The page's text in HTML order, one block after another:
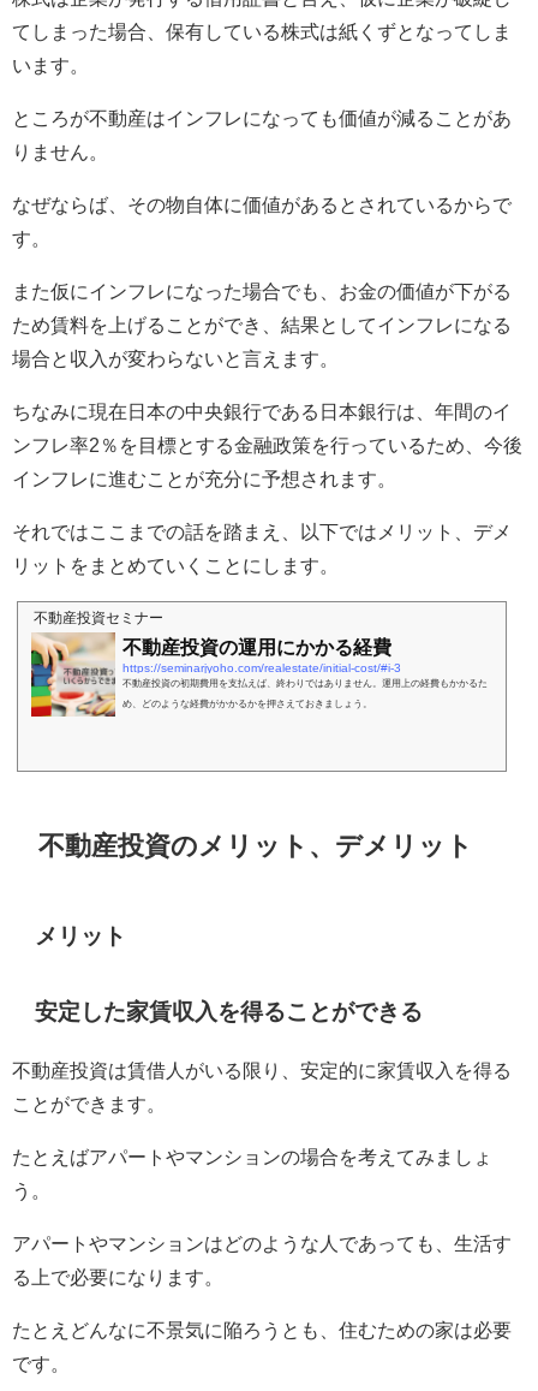
てしまった場合、保有している株式は紙くずとなってしま
います。
ところが不動産はインフレになっても価値が減ることがあ
りません。
なぜならば、その物自体に価値があるとされているからで
す。
また仮にインフレになった場合でも、お金の価値が下がる
ため賃料を上げることができ、結果としてインフレになる
場合と収入が変わらないと言えます。
ちなみに現在日本の中央銀行である日本銀行は、年間のイ
ンフレ率2％を目標とする金融政策を行っているため、今後
インフレに進むことが充分に予想されます。
それではここまでの話を踏まえ、以下ではメリット、デメ
リットをまとめていくことにします。
不動産投資セミナー
不動産投資の運用にかかる経費
https://seminarjyoho.com/realestate/initial-cost/#i-3
不動産投資の初期費用を支払えば、終わりではありません。運用上の経費もかかるた
め、どのような経費がかかるかを押さえておきましょう。
不動産投資のメリット、デメリット
メリット
安定した家賃収入を得ることができる
不動産投資は賃借人がいる限り、安定的に家賃収入を得る
ことができます。
たとえばアパートやマンションの場合を考えてみましょ
う。
アパートやマンションはどのような人であっても、生活す
る上で必要になります。
たとえどんなに不景気に陥ろうとも、住むための家は必要
です。